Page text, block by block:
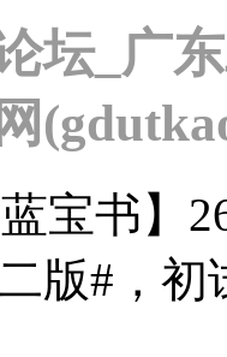
坛_广
蓝宝书】
版#，